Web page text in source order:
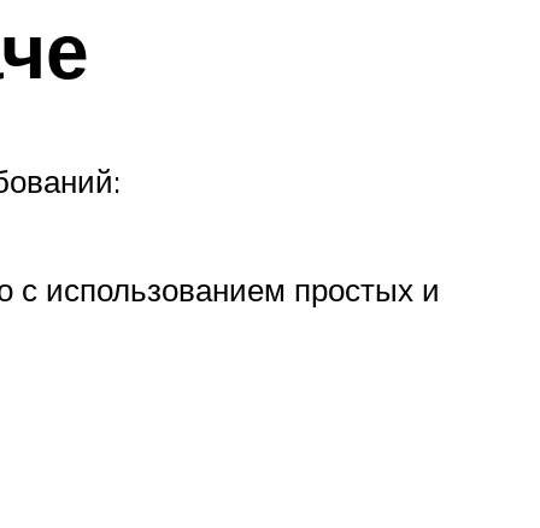
с использованием простых и